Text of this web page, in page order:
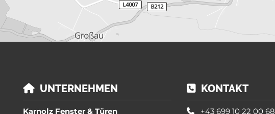
 UNTERNEHMEN
Karnolz Fenster & Türen
 KONTAKT
 +43 699 10 22 00 68